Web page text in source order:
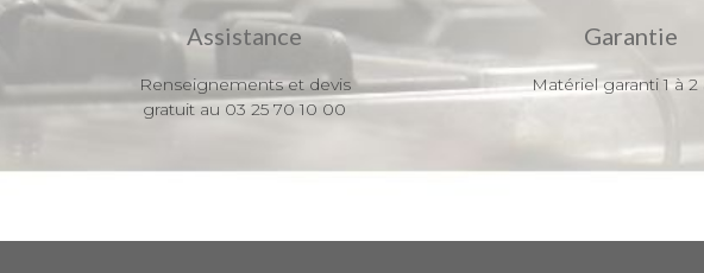
Assistance
Renseignements et devis
gratuit au 03 25 70 10 00
Garantie
Matériel garanti 1 à 2